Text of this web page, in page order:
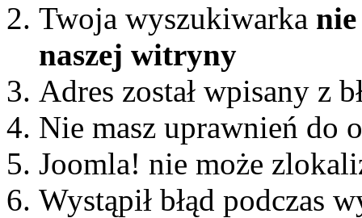
Twoja wyszukiwarka
naszej witryny
Adres został wpisany z
Nie masz uprawnień do
Joomla! nie może
Wystąpił błąd podczas